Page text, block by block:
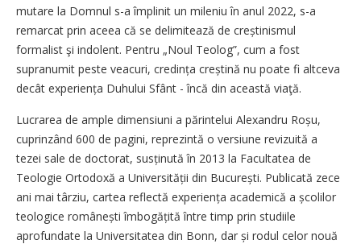
mutare la Domnul s-a împlinit un mileniu în anul 2022, s-a
remarcat prin aceea că se delimitează de crești­nismul
formalist şi indolent. Pentru „Noul Teolog”, cum a fost
supranumit peste veacuri, credința creștină nu poate fi altceva
decât experiența Duhului Sfânt - încă din această viaţă.
Lucrarea de ample dimensiuni a părintelui Alexandru Roșu,
cuprinzând 600 de pagini, reprezintă o versiune revizuită a
tezei sale de doctorat, susținută în 2013 la Facultatea de
Teologie Ortodoxă a Universității din București. Publicată zece
ani mai târziu, cartea reflectă experiența academică a școlilor
teologice româ­nești îmbogățită între timp prin studiile
aprofundate la Universitatea din Bonn, dar și rodul celor nouă